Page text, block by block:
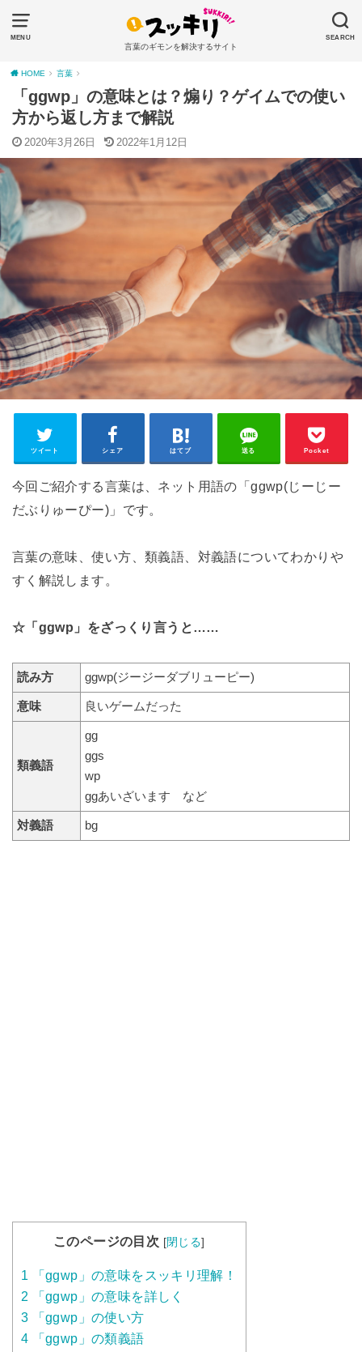
MENU SEARCH
言葉のギモンを解決するサイト
HOME 言葉
「ggwp」の意味とは？煽り？ゲイムでの使い
方から返し方まで解説
2020年3月26日 2022年1月12日
ツイート シェア はてブ 送る Pocket
今回ご紹介する言葉は、ネット用語の「ggwp(じーじー
だぶりゅーぴー)」です。
言葉の意味、使い方、類義語、対義語についてわかりや
すく解説します。
☆「ggwp」をざっくり言うと……
読み方 ggwp(ジージーダブリューピー)
意味 良いゲームだった
類義語
gg
ggs
wp
ggあいざいます など
対義語 bg
このページの目次 [閉じる]
1 「ggwp」の意味をスッキリ理解！
2 「ggwp」の意味を詳しく
3 「ggwp」の使い方
4 「ggwp」の類義語